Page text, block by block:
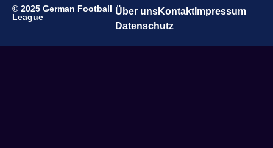
© 2025 German Football
League
Über unsKontaktImpressum
Datenschutz